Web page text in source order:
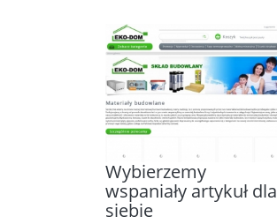
Wybierzemy
wspaniały artykuł dla
siebie